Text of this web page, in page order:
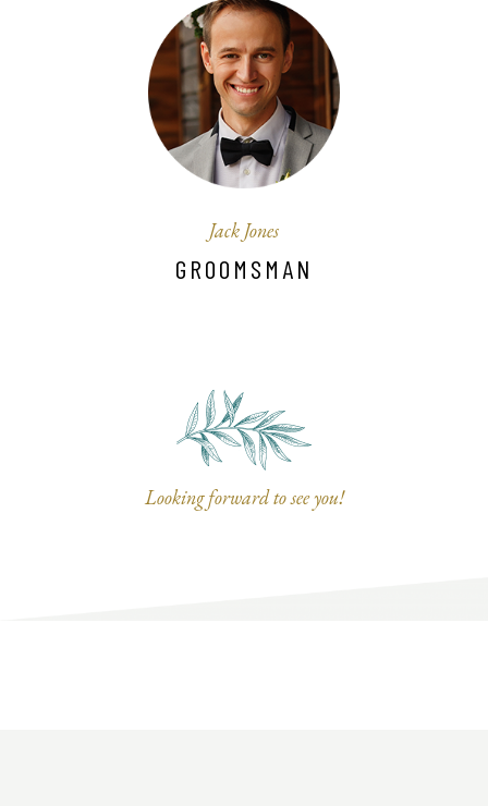
Jack Jones
GROOMSMAN
Looking forward to see you!